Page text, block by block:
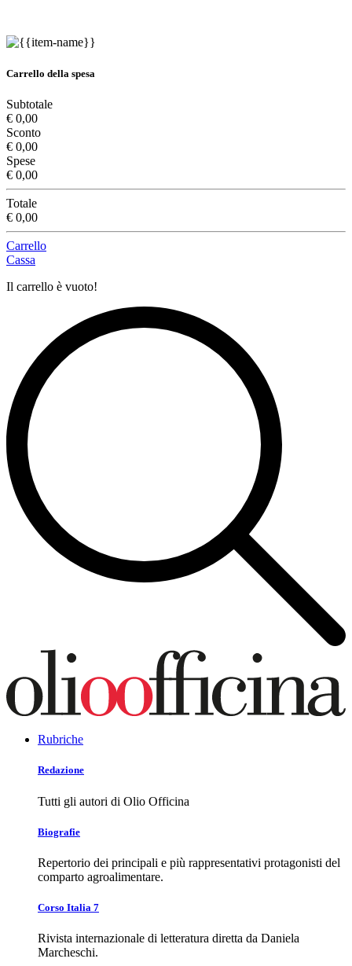
Carrello della spesa
Subtotale
€ 0,00
Sconto
€ 0,00
Spese
€ 0,00
Totale
€ 0,00
Carrello
Cassa
Il carrello è vuoto!
Rubriche
Redazione
Tutti gli autori di Olio Officina
Biografie
Repertorio dei principali e più rappresentativi protagonisti del
comparto agroalimentare.
Corso Italia 7
Rivista internazionale di letteratura diretta da Daniela
Marcheschi.